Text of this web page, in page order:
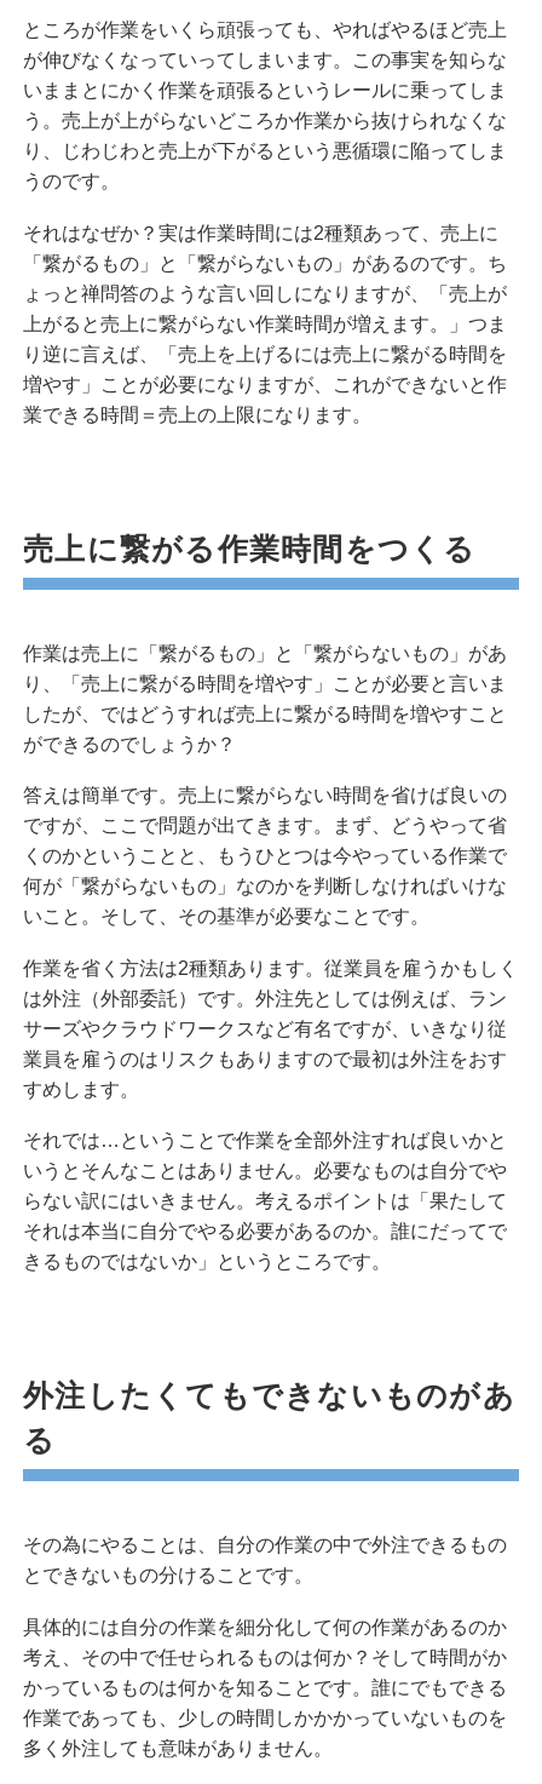
ところが作業をいくら頑張っても、やればやるほど売上
が伸びなくなっていってしまいます。この事実を知らな
いままとにかく作業を頑張るというレールに乗ってしま
う。売上が上がらないどころか作業から抜けられなくな
り、じわじわと売上が下がるという悪循環に陥ってしま
うのです。
それはなぜか？実は作業時間には2種類あって、売上に
「繋がるもの」と「繋がらないもの」があるのです。ち
ょっと禅問答のような言い回しになりますが、「売上が
上がると売上に繋がらない作業時間が増えます。」つま
り逆に言えば、「売上を上げるには売上に繋がる時間を
増やす」ことが必要になりますが、これができないと作
業できる時間＝売上の上限になります。
売上に繋がる作業時間をつくる
作業は売上に「繋がるもの」と「繋がらないもの」があ
り、「売上に繋がる時間を増やす」ことが必要と言いま
したが、ではどうすれば売上に繋がる時間を増やすこと
ができるのでしょうか？
答えは簡単です。売上に繋がらない時間を省けば良いの
ですが、ここで問題が出てきます。まず、どうやって省
くのかということと、もうひとつは今やっている作業で
何が「繋がらないもの」なのかを判断しなければいけな
いこと。そして、その基準が必要なことです。
作業を省く方法は2種類あります。従業員を雇うかもしく
は外注（外部委託）です。外注先としては例えば、ラン
サーズやクラウドワークスなど有名ですが、いきなり従
業員を雇うのはリスクもありますので最初は外注をおす
すめします。
それでは…ということで作業を全部外注すれば良いかと
いうとそんなことはありません。必要なものは自分でや
らない訳にはいきません。考えるポイントは「果たして
それは本当に自分でやる必要があるのか。誰にだってで
きるものではないか」というところです。
外注したくてもできないものがあ
る
その為にやることは、自分の作業の中で外注できるもの
とできないもの分けることです。
具体的には自分の作業を細分化して何の作業があるのか
考え、その中で任せられるものは何か？そして時間がか
かっているものは何かを知ることです。誰にでもできる
作業であっても、少しの時間しかかかっていないものを
多く外注しても意味がありません。